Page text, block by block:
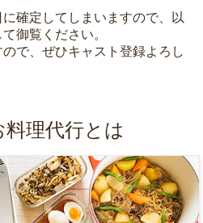
確定してしまいますので、以
御覧ください。
で、ぜひキャスト登録よろし
料理代行とは